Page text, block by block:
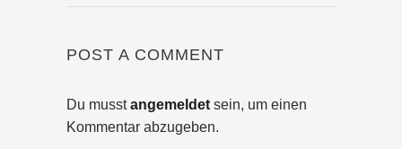
POST A COMMENT
Du musstangemeldet sein, um einen
Kommentar abzugeben.